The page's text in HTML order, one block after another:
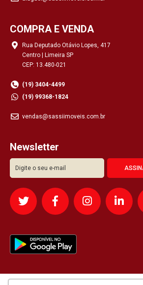
COMPRA E VENDA
Rua Deputado Otávio Lopes, 417
Centro | Limeira SP
CEP: 13.480-021
(19) 3404-4499
(19) 99368-1824
vendas@sassiimoveis.com.br
Newsletter